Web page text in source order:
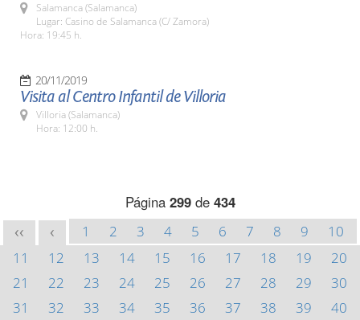
Salamanca (Salamanca)
Lugar: Casino de Salamanca (C/ Zamora)
Hora: 19:45 h.
20/11/2019
Visita al Centro Infantil de Villoria
Villoria (Salamanca)
Hora: 12:00 h.
Página 299de 434
<< < 1 2 3 4 5 6 7 8 9
10
11
12 13 14 15 16 17 18 19
20
21
22 23 24 25 26 27 28 29
30
31
32 33 34 35 36 37 38 39
40